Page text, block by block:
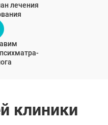
лечения
клиники